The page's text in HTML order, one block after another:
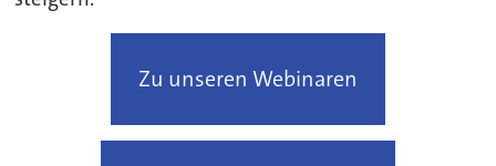
Zu unseren Webinaren